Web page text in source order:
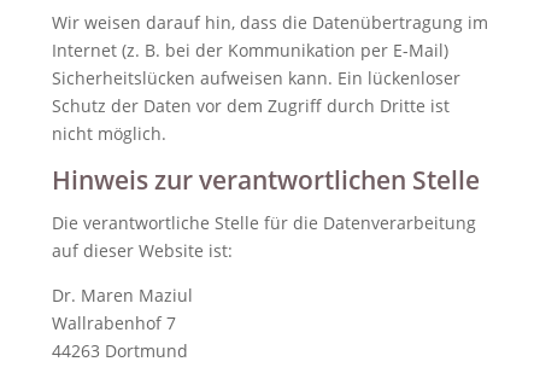
Wir weisen darauf hin, dass die Datenübertragung im
Internet (z. B. bei der Kommunikation per E-Mail)
Sicherheitslücken aufweisen kann. Ein lückenloser
Schutz der Daten vor dem Zugriff durch Dritte ist
nicht möglich.
Hinweis zur verantwortlichen Stelle
Die verantwortliche Stelle für die Datenverarbeitung
auf dieser Website ist:
Dr. Maren Maziul
Wallrabenhof 7
44263 Dortmund